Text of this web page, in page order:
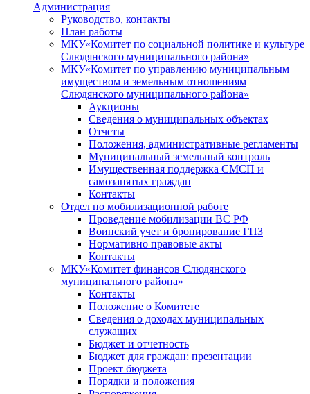
Администрация
Руководство, контакты
План работы
МКУ«Комитет по социальной политике и культуре
Слюдянского муниципального района»
МКУ«Комитет по управлению муниципальным
имуществом и земельным отношениям
Слюдянского муниципального района»
Аукционы
Сведения о муниципальных объектах
Отчеты
Положения, административные регламенты
Муниципальный земельный контроль
Имущественная поддержка СМСП и
самозанятых граждан
Контакты
Отдел по мобилизационной работе
Проведение мобилизации ВС РФ
Воинский учет и бронирование ГПЗ
Нормативно правовые акты
Контакты
МКУ«Комитет финансов Слюдянского
муниципального района»
Контакты
Положение о Комитете
Сведения о доходах муниципальных
служащих
Бюджет и отчетность
Бюджет для граждан: презентации
Проект бюджета
Порядки и положения